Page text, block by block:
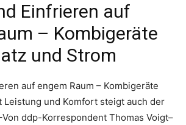
Einfrieren auf
– Kombigeräte
und Strom
auf engem Raum – Kombigeräte
Leistung und Komfort steigt auch der
ddp-Korrespondent Thomas Voigt–